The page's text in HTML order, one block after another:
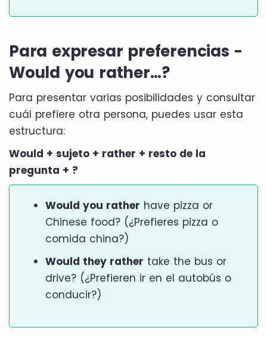
Para expresar preferencias -
Would you rather…?
Para presentar varias posibilidades y consultar
cuál prefiere otra persona, puedes usar esta
estructura:
Would + sujeto + rather + resto de la
pregunta + ?
Would you rather have pizza or
Chinese food? (¿Prefieres pizza o
comida china?)
Would they rather take the bus or
drive? (¿Prefieren ir en el autobús o
conducir?)